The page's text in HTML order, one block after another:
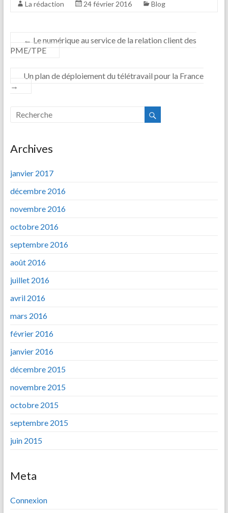
La rédaction 24 février 2016 Blog
← Le numérique au service de la relation client des
PME/TPE
Un plan de déploiement du télétravail pour la France
→
Archives
janvier 2017
décembre 2016
novembre 2016
octobre 2016
septembre 2016
août 2016
juillet 2016
avril 2016
mars 2016
février 2016
janvier 2016
décembre 2015
novembre 2015
octobre 2015
septembre 2015
juin 2015
Meta
Connexion